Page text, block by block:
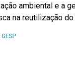
ambiental e a
na reutilização
GESPLeia